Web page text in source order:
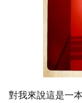
對我來說這是一